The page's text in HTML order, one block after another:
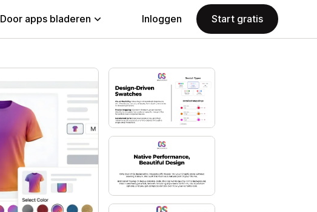
Door apps bladeren Inloggen Start gratis